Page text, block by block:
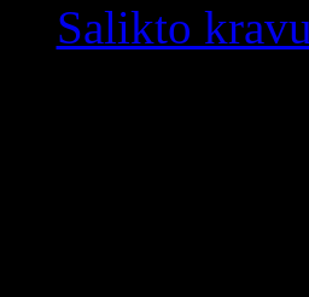
Salikto